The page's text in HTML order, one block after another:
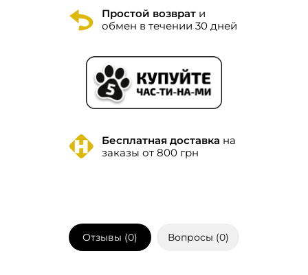
Простой возврати
обмен в течении 30 дней
Бесплатная доставка на
заказы от 800 грн
Отзывы (0) Вопросы (0)